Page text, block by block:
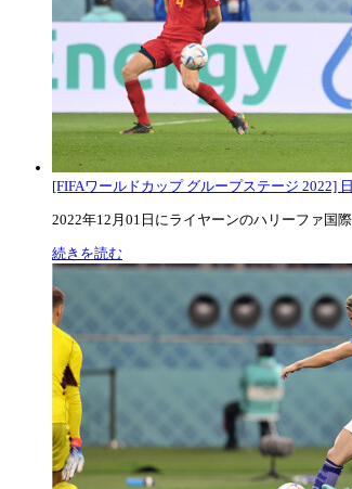
[FIFAワールドカップ グループステージ 2022]
2022年12月01日にライヤーンのハリーファ国
続きを読む